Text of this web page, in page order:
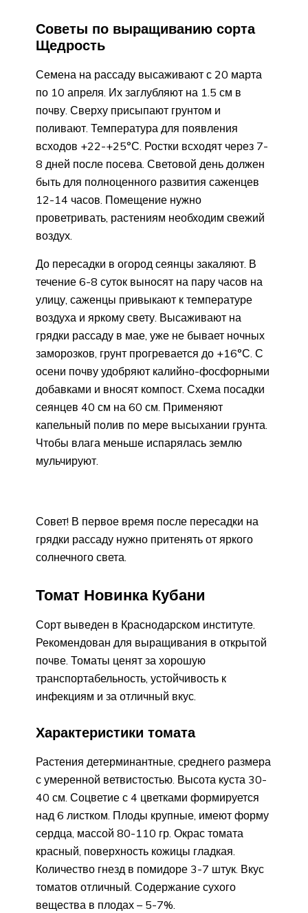
Советы по выращиванию сорта
Щедрость
Семена на рассаду высаживают с 20 марта
по 10 апреля. Их заглубляют на 1.5 см в
почву. Сверху присыпают грунтом и
поливают. Температура для появления
всходов +22-+25°С. Ростки всходят через 7-
8 дней после посева. Световой день должен
быть для полноценного развития саженцев
12-14 часов. Помещение нужно
проветривать, растениям необходим свежий
воздух.
До пересадки в огород сеянцы закаляют. В
течение 6-8 суток выносят на пару часов на
улицу, саженцы привыкают к температуре
воздуха и яркому свету. Высаживают на
грядки рассаду в мае, уже не бывает ночных
заморозков, грунт прогревается до +16°С. С
осени почву удобряют калийно-фосфорными
добавками и вносят компост. Схема посадки
сеянцев 40 см на 60 см. Применяют
капельный полив по мере высыхании грунта.
Чтобы влага меньше испарялась землю
мульчируют.
Совет! В первое время после пересадки на
грядки рассаду нужно притенять от яркого
солнечного света.
Томат Новинка Кубани
Сорт выведен в Краснодарском институте.
Рекомендован для выращивания в открытой
почве. Томаты ценят за хорошую
транспортабельность, устойчивость к
инфекциям и за отличный вкус.
Характеристики томата
Растения детерминантные, среднего размера
с умеренной ветвистостью. Высота куста 30-
40 см. Соцветие с 4 цветками формируется
над 6 листком. Плоды крупные, имеют форму
сердца, массой 80-110 гр. Окрас томата
красный, поверхность кожицы гладкая.
Количество гнезд в помидоре 3-7 штук. Вкус
томатов отличный. Содержание сухого
вещества в плодах – 5-7%.